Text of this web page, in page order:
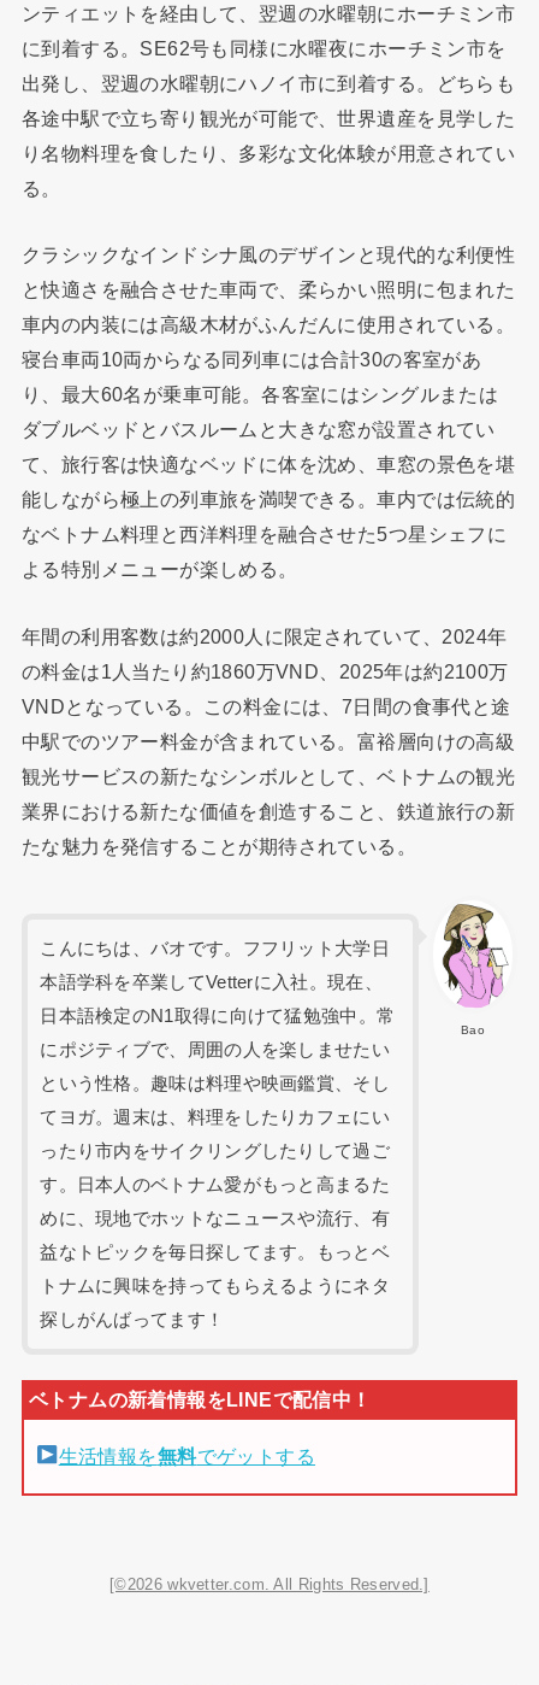
ンティエットを経由して、翌週の水曜朝にホーチミン市
に到着する。SE62号も同様に水曜夜にホーチミン市を
出発し、翌週の水曜朝にハノイ市に到着する。どちらも
各途中駅で立ち寄り観光が可能で、世界遺産を見学した
り名物料理を食したり、多彩な文化体験が用意されてい
る。
クラシックなインドシナ風のデザインと現代的な利便性
と快適さを融合させた車両で、柔らかい照明に包まれた
車内の内装には高級木材がふんだんに使用されている。
寝台車両10両からなる同列車には合計30の客室があ
り、最大60名が乗車可能。各客室にはシングルまたは
ダブルベッドとバスルームと大きな窓が設置されてい
て、旅行客は快適なベッドに体を沈め、車窓の景色を堪
能しながら極上の列車旅を満喫できる。車内では伝統的
なベトナム料理と西洋料理を融合させた5つ星シェフに
よる特別メニューが楽しめる。
年間の利用客数は約2000人に限定されていて、2024年
の料金は1人当たり約1860万VND、2025年は約2100万
VNDとなっている。この料金には、7日間の食事代と途
中駅でのツアー料金が含まれている。富裕層向けの高級
観光サービスの新たなシンボルとして、ベトナムの観光
業界における新たな価値を創造すること、鉄道旅行の新
たな魅力を発信することが期待されている。
Bao
こんにちは、バオです。フフリット大学日
本語学科を卒業してVetterに入社。現在、
日本語検定のN1取得に向けて猛勉強中。常
にポジティブで、周囲の人を楽しませたい
という性格。趣味は料理や映画鑑賞、そし
てヨガ。週末は、料理をしたりカフェにい
ったり市内をサイクリングしたりして過ご
す。日本人のベトナム愛がもっと高まるた
めに、現地でホットなニュースや流行、有
益なトピックを毎日探してます。もっとベ
トナムに興味を持ってもらえるようにネタ
探しがんばってます！
生活情報を無料でゲットする
[©2026 wkvetter.com. All Rights Reserved.]